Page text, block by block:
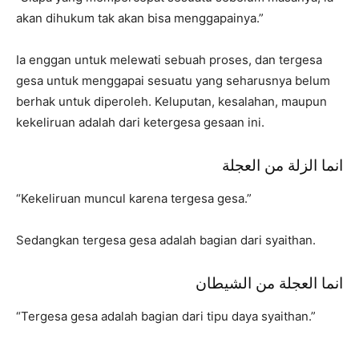
akan dihukum tak akan bisa menggapainya.”
Ia enggan untuk melewati sebuah proses, dan tergesa
gesa untuk menggapai sesuatu yang seharusnya belum
berhak untuk diperoleh. Keluputan, kesalahan, maupun
kekeliruan adalah dari ketergesa gesaan ini.
انما الزلة من العجلة
“Kekeliruan muncul karena tergesa gesa.”
Sedangkan tergesa gesa adalah bagian dari syaithan.
انما العجلة من الشيطان
“Tergesa gesa adalah bagian dari tipu daya syaithan.”